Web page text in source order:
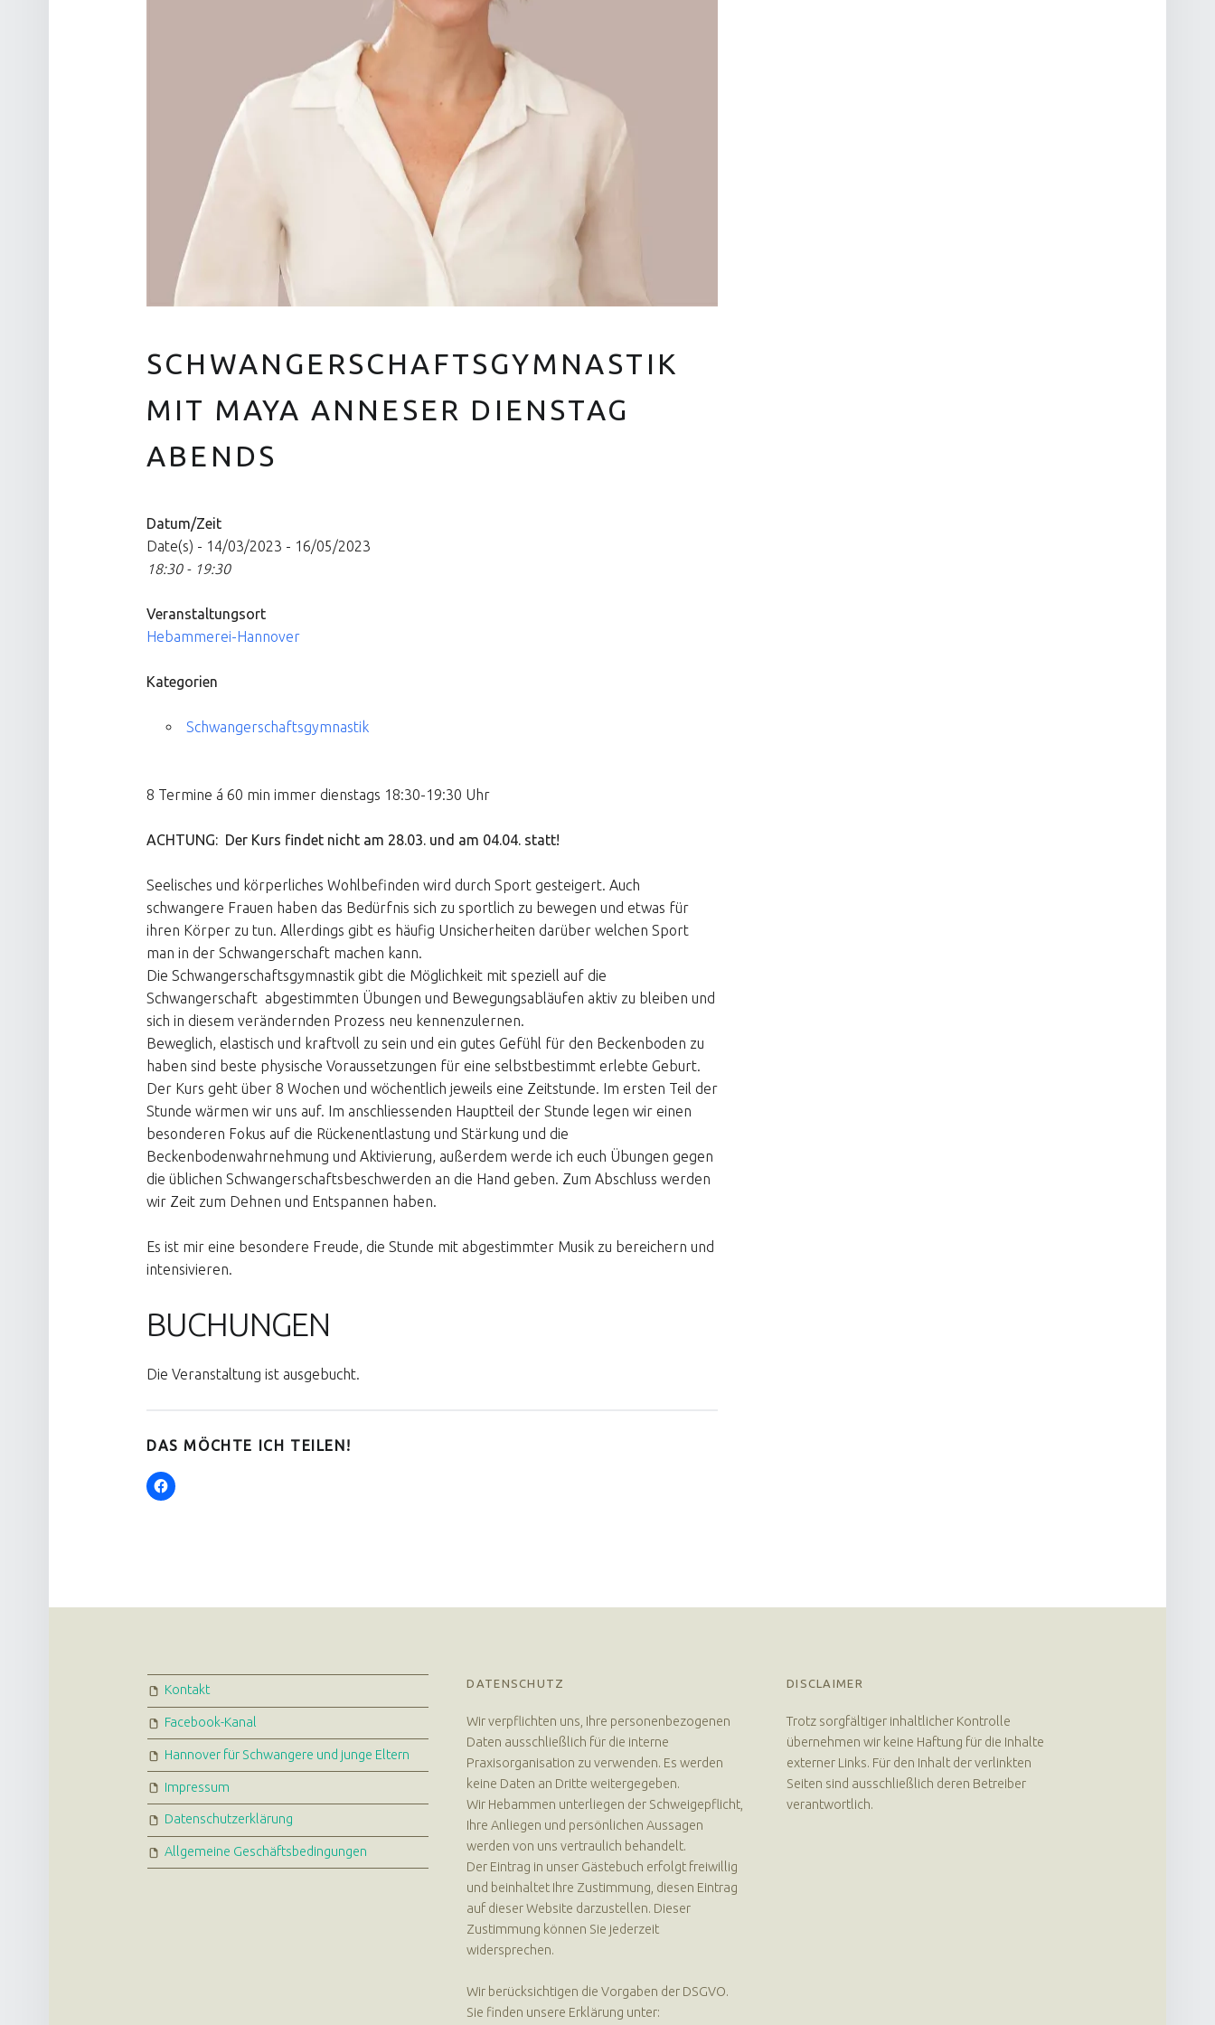
V
SCHWANGERSCHAFTSGYMNASTIK
MIT MAYA ANNESER DIENSTAG
ABENDS
Datum/Zeit
Date(s) - 14/03/2023 - 16/05/2023
18:30 - 19:30
Veranstaltungsort
Hebammerei-Hannover
Kategorien
Schwangerschaftsgymnastik
8 Termine á 60 min immer dienstags 18:30-19:30 Uhr
ACHTUNG: Der Kurs findet nicht am 28.03. und am 04.04. statt!
Seelisches und körperliches Wohlbefinden wird durch Sport gesteigert. Auch
schwangere Frauen haben das Bedürfnis sich zu sportlich zu bewegen und etwas für
ihren Körper zu tun. Allerdings gibt es häufig Unsicherheiten darüber welchen Sport
man in der Schwangerschaft machen kann.
Die Schwangerschaftsgymnastik gibt die Möglichkeit mit speziell auf die
Schwangerschaft abgestimmten Übungen und Bewegungsabläufen aktiv zu bleiben und
sich in diesem verändernden Prozess neu kennenzulernen.
Beweglich, elastisch und kraftvoll zu sein und ein gutes Gefühl für den Beckenboden zu
haben sind beste physische Voraussetzungen für eine selbstbestimmt erlebte Geburt.
Der Kurs geht über 8 Wochen und wöchentlich jeweils eine Zeitstunde. Im ersten Teil der
Stunde wärmen wir uns auf. Im anschliessenden Hauptteil der Stunde legen wir einen
besonderen Fokus auf die Rückenentlastung und Stärkung und die
Beckenbodenwahrnehmung und Aktivierung, außerdem werde ich euch Übungen gegen
die üblichen Schwangerschaftsbeschwerden an die Hand geben. Zum Abschluss werden
wir Zeit zum Dehnen und Entspannen haben.
Es ist mir eine besondere Freude, die Stunde mit abgestimmter Musik zu bereichern und
intensivieren.
BUCHUNGEN
Die Veranstaltung ist ausgebucht.
DAS MÖCHTE ICH TEILEN!
FOOTER SIDEBAR
Kontakt
Facebook-Kanal
Hannover für Schwangere und junge Eltern
Impressum
Datenschutzerklärung
Allgemeine Geschäftsbedingungen
DATENSCHUTZ
Wir verpflichten uns, Ihre personenbezogenen
Daten ausschließlich für die interne
Praxisorganisation zu verwenden. Es werden
keine Daten an Dritte weitergegeben.
Wir Hebammen unterliegen der Schweigepflicht,
Ihre Anliegen und persönlichen Aussagen
werden von uns vertraulich behandelt.
Der Eintrag in unser Gästebuch erfolgt freiwillig
und beinhaltet Ihre Zustimmung, diesen Eintrag
auf dieser Website darzustellen. Dieser
Zustimmung können Sie jederzeit
widersprechen.
Wir berücksichtigen die Vorgaben der DSGVO.
Sie finden unsere Erklärung unter:
DISCLAIMER
Trotz sorgfältiger inhaltlicher Kontrolle
übernehmen wir keine Haftung für die Inhalte
externer Links. Für den Inhalt der verlinkten
Seiten sind ausschließlich deren Betreiber
verantwortlich.